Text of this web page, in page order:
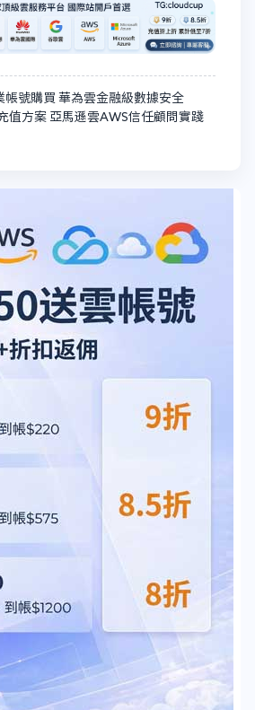
帳號購買 華為雲金融級數據安全
值方案 亞馬遜雲AWS信任顧問實踐